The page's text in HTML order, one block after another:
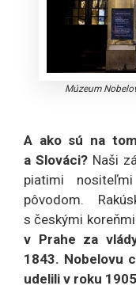
Múzeum
A ako sú na
a Slováci? Naši
piatimi
pôvodom.
s českými koreňmi
v Prahe za
1843. Nobelovu
udelili v roku